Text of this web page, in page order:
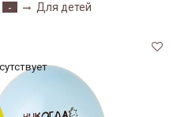
- Для детей